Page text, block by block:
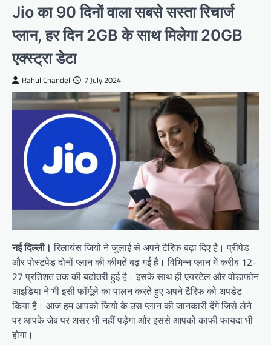
Jio का 90 दिनों वाला सबसे सस्ता रिचार्ज
प्लान, हर दिन 2GB के साथ मिलेगा 20GB
एक्स्ट्रा डेटा
Rahul Chandel 7 July 2024
नई दिल्ली। रिलायंस जियो ने जुलाई से अपने टैरिफ बढ़ा दिए है। प्रीपेड
और पोस्टपेड दोनों प्लान की कीमतें बढ़ गई है। विभिन्न प्लान में करीब 12-
27 प्रतिशत तक की बढ़ोतरी हुई है। इसके साथ ही एयरटेल और वोडाफोन
आइडिया ने भी इसी फॉर्मूले का पालन करते हुए अपने टैरिफ को अपडेट
किया है। आज हम आपको जियो के उस प्लान की जानकारी देंगे जिसे लेने
पर आपके जेब पर असर भी नहीं पड़ेगा और इससे आपको काफी फायदा भी
होगा।